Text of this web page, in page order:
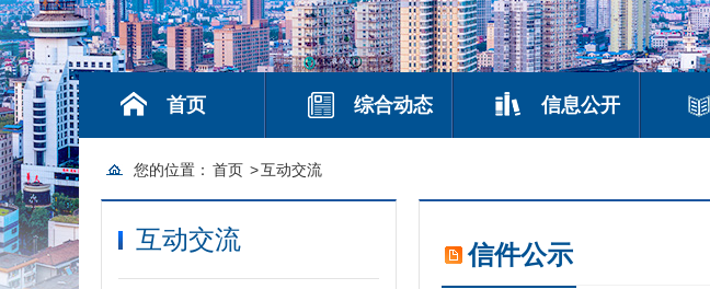
首页 综合动态 信息公开
您的位置： 首页 >互动交流
互动交流
信件公示